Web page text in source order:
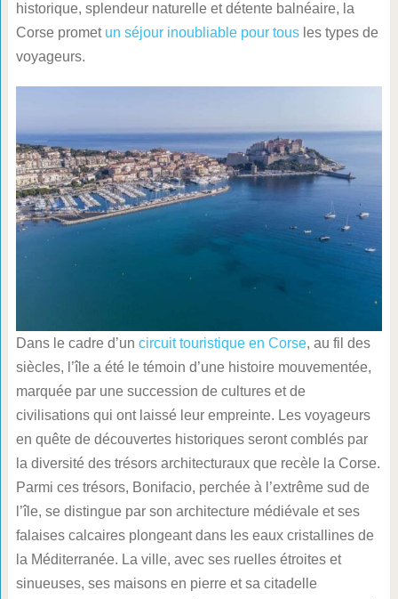
historique, splendeur naturelle et détente balnéaire, la
Corse promet un séjour inoubliable pour tousles types de
voyageurs.
Dans le cadre d’un circuit touristique en Corse, au fil des
siècles, l’île a été le témoin d’une histoire mouvementée,
marquée par une succession de cultures et de
civilisations qui ont laissé leur empreinte. Les voyageurs
en quête de découvertes historiques seront comblés par
la diversité des trésors architecturaux que recèle la Corse.
Parmi ces trésors, Bonifacio, perchée à l’extrême sud de
l’île, se distingue par son architecture médiévale et ses
falaises calcaires plongeant dans les eaux cristallines de
la Méditerranée. La ville, avec ses ruelles étroites et
sinueuses, ses maisons en pierre et sa citadelle